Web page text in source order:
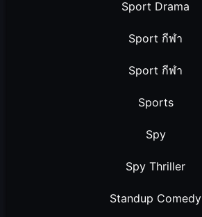
Sport Drama
Sport กีฬา
Sport กีฬา
Sports
Spy
Spy Thriller
Standup Comedy